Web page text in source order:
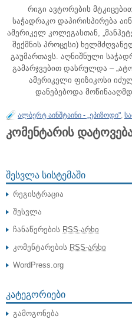
რიგი ავტორების
საჭადრაკო დაპირისპირება
ამერიკელ კოლეგასთან,
შექმნის პროცესი)
გაუმართავს. აღნიშნული
გამარჯვებით დასრულდა –
ამერიკელი ფიზიკოსი
დანებებოდა
ალბერტ აინშტაინი - „ეპიზოდი",
კომენტარის
ᲨᲔᲡᲕᲚᲐ ᲡᲘᲡᲢᲔᲛᲐᲨᲘ
რეგისტრაცია
შესვლა
ჩანაწერების RSS-არხი
კომენტარების RSS-არხი
WordPress.org
ᲙᲐᲢᲔᲒᲝᲠᲘᲔᲑᲘ
გამოგონება